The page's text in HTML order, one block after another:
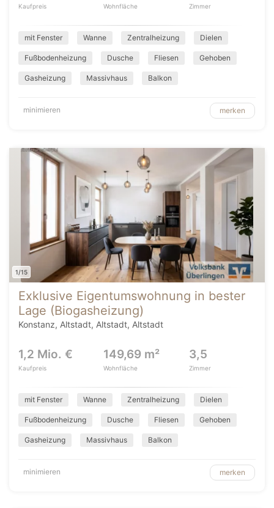
Kaufpreis Wohnfläche Zimmer
mit Fenster Wanne Zentralheizung Dielen
Fußbodenheizung Dusche Fliesen Gehoben
Gasheizung Massivhaus Balkon
minimieren merken
1/15
Exklusive Eigentumswohnung in bester
Lage (Biogasheizung)
Konstanz, Altstadt, Altstadt, Altstadt
1,2 Mio. €
Kaufpreis
149,69 m²
Wohnfläche
3,5
Zimmer
mit Fenster Wanne Zentralheizung Dielen
Fußbodenheizung Dusche Fliesen Gehoben
Gasheizung Massivhaus Balkon
minimieren merken